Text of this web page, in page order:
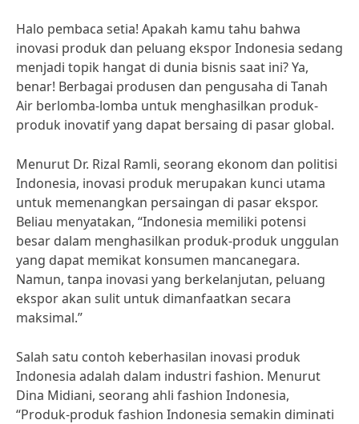
Halo pembaca setia! Apakah kamu tahu bahwa
inovasi produk dan peluang ekspor Indonesia sedang
menjadi topik hangat di dunia bisnis saat ini? Ya,
benar! Berbagai produsen dan pengusaha di Tanah
Air berlomba-lomba untuk menghasilkan produk-
produk inovatif yang dapat bersaing di pasar global.
Menurut Dr. Rizal Ramli, seorang ekonom dan politisi
Indonesia, inovasi produk merupakan kunci utama
untuk memenangkan persaingan di pasar ekspor.
Beliau menyatakan, “Indonesia memiliki potensi
besar dalam menghasilkan produk-produk unggulan
yang dapat memikat konsumen mancanegara.
Namun, tanpa inovasi yang berkelanjutan, peluang
ekspor akan sulit untuk dimanfaatkan secara
maksimal.”
Salah satu contoh keberhasilan inovasi produk
Indonesia adalah dalam industri fashion. Menurut
Dina Midiani, seorang ahli fashion Indonesia,
“Produk-produk fashion Indonesia semakin diminati